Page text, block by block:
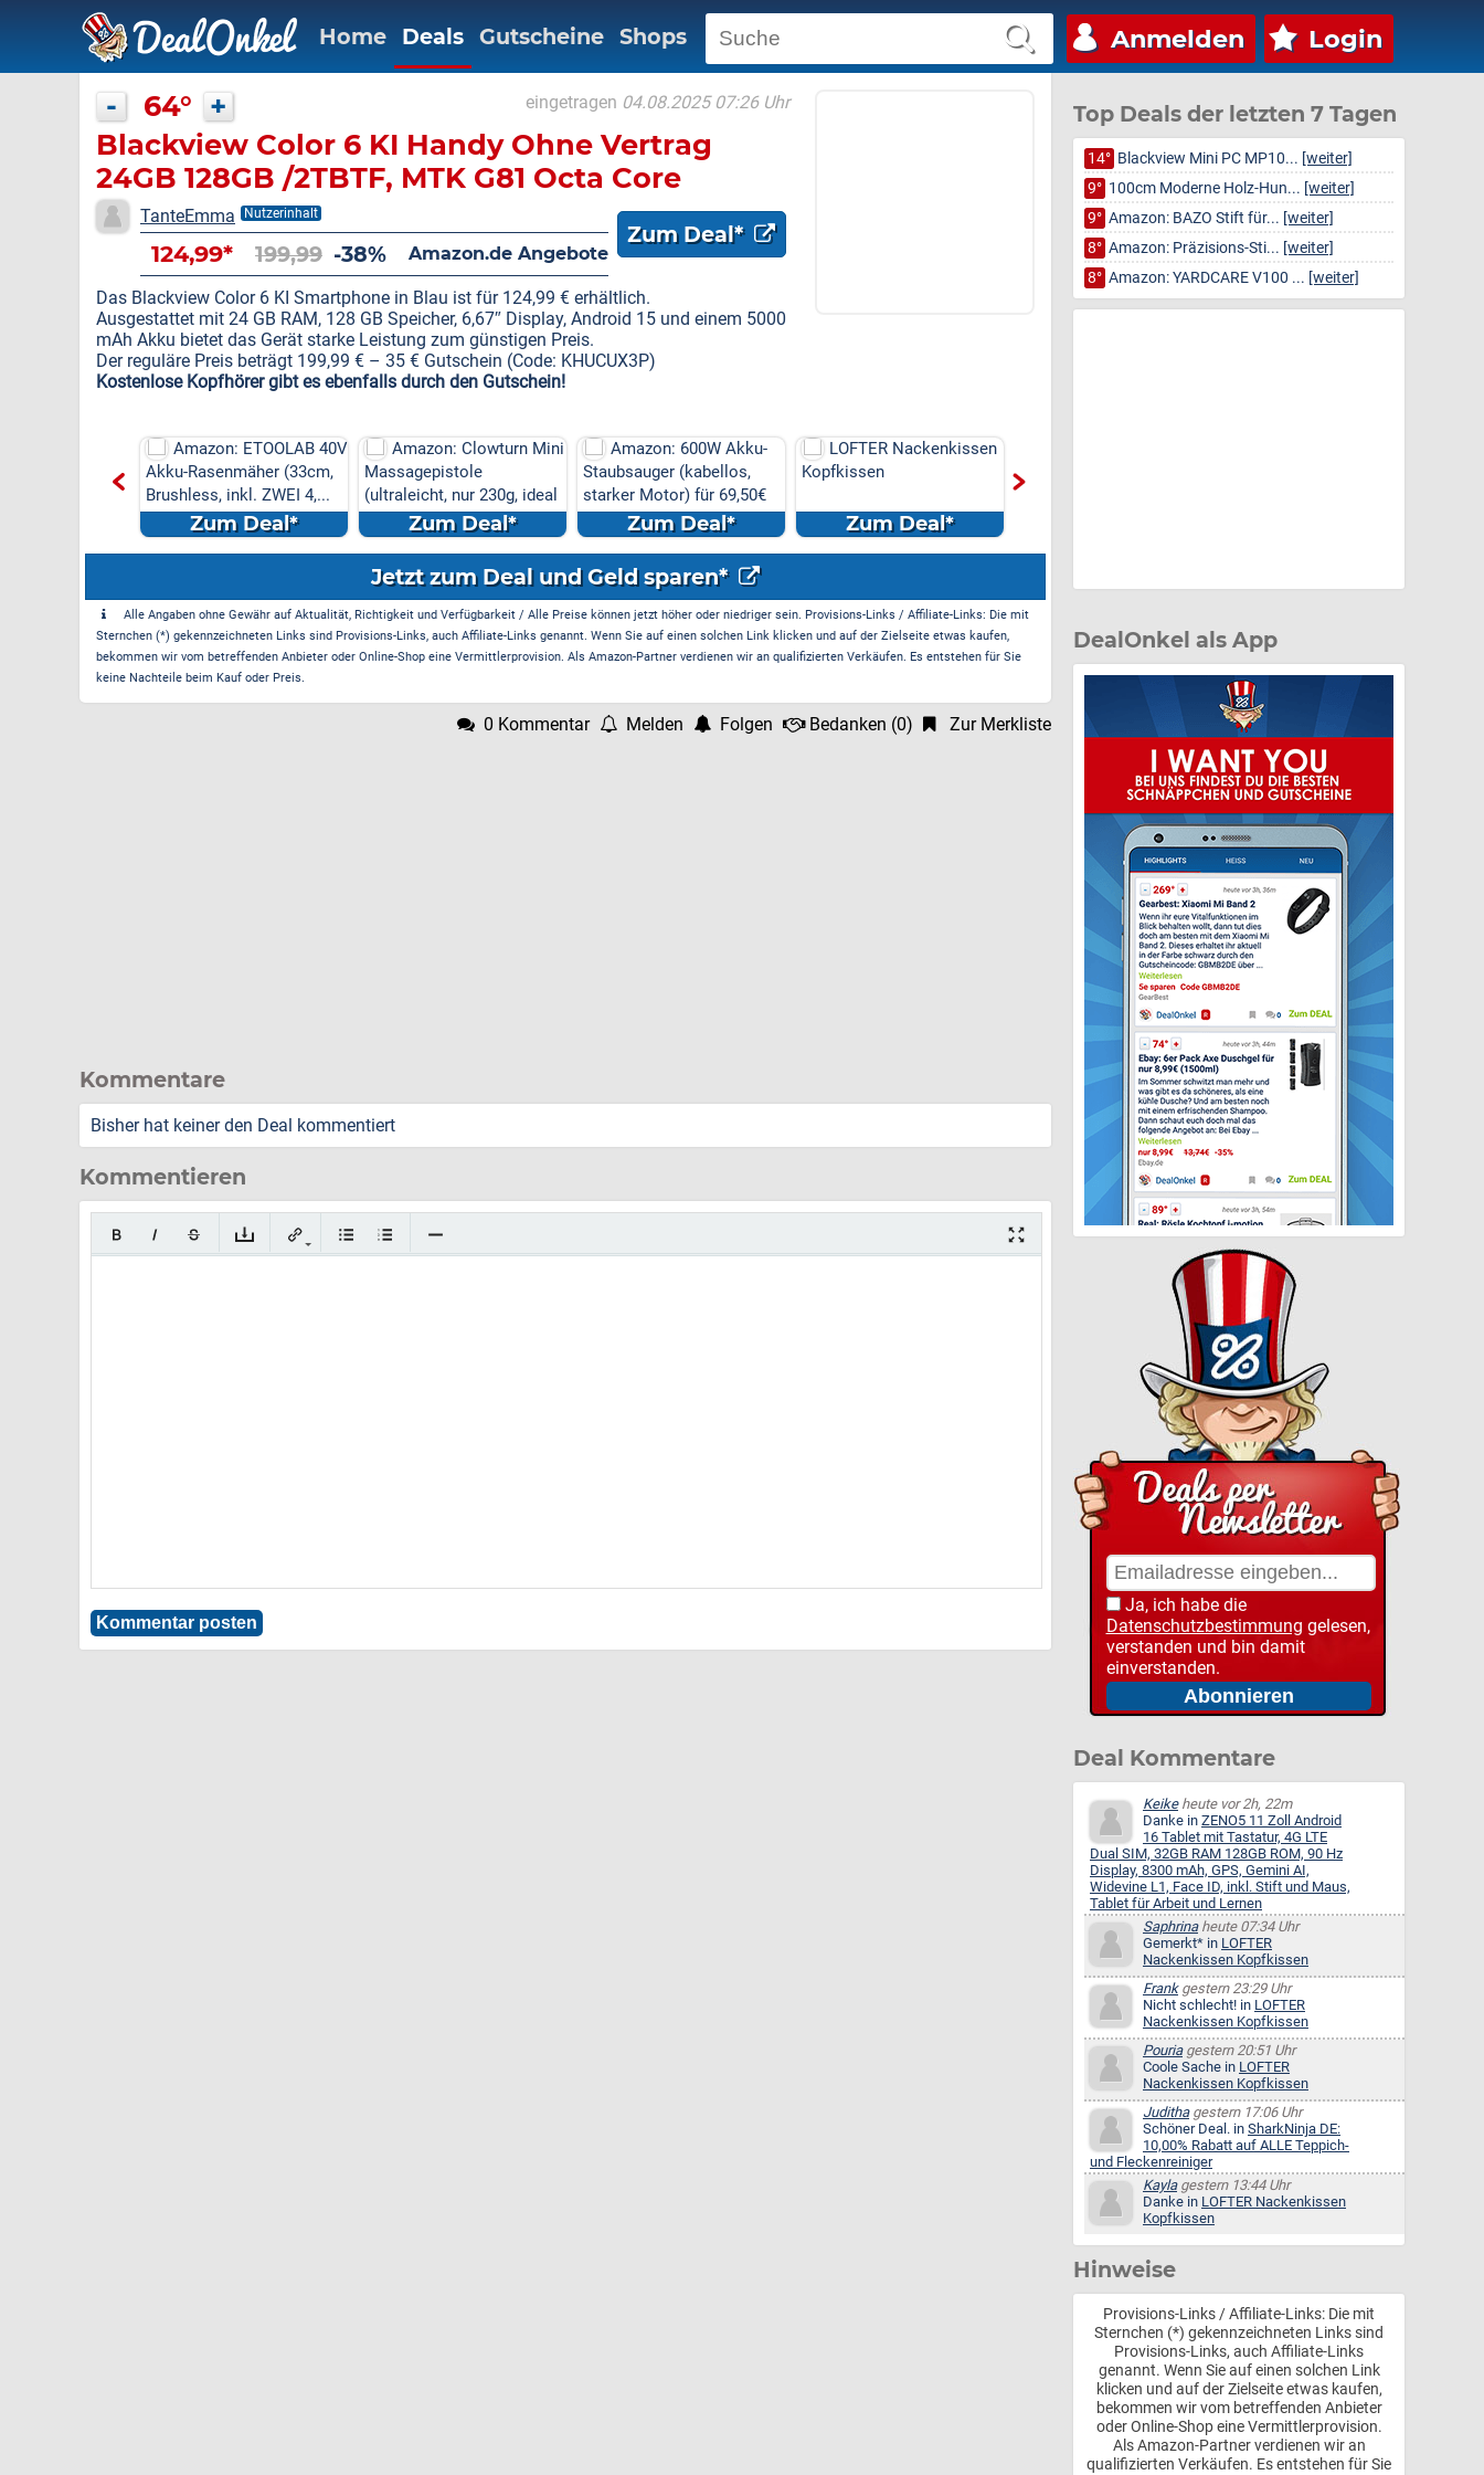
Anmelden Login
Home Deals Gutscheine Shops
- 64° + eingetragen 04.08.2025 07:26 Uhr
Blackview Color 6 KI Handy Ohne Vertrag
24GB 128GB /2TBTF, MTK G81 Octa Core
2.0GHz, 6.67" Super PD 50MP, Android 15
Smartphone, 5000mAh/18W,Dual SIM
Handys/Fingerabdruck/Face ID/GPS/OTG
TanteEmma Nutzerinhalt
Zum Deal*
124,99* 199,99 -38% Amazon.de Angebote
Das Blackview Color 6 KI Smartphone in Blau ist für 124,99 € erhältlich.
Ausgestattet mit 24 GB RAM, 128 GB Speicher, 6,67″ Display, Android 15 und einem 5000
mAh Akku bietet das Gerät starke Leistung zum günstigen Preis.
Der reguläre Preis beträgt 199,99 € – 35 € Gutschein (Code: KHUCUX3P)
Kostenlose Kopfhörer gibt es ebenfalls durch den Gutschein!
(33cm,
inkl. ZWEI 4,...
Amazon: Clowturn Mini
Massagepistole
(ultraleicht, nur 230g, ideal
...
Zum Deal*
Amazon: 600W Akku-
Staubsauger (kabellos,
starker Motor) für 69,50€
Zum Deal*
LOFTER Nackenkissen
Kopfkissen
Zum Deal*
LOFTER Nackenkissen
Kopfkissen
Zum Deal*
Jetzt zum Deal und Geld sparen*
Alle Angaben ohne Gewähr auf Aktualität, Richtigkeit und Verfügbarkeit / Alle Preise können jetzt höher oder niedriger sein. Provisions-Links / Affiliate-Links: Die mit
Sternchen (*) gekennzeichneten Links sind Provisions-Links, auch Affiliate-Links genannt. Wenn Sie auf einen solchen Link klicken und auf der Zielseite etwas kaufen,
bekommen wir vom betreffenden Anbieter oder Online-Shop eine Vermittlerprovision. Als Amazon-Partner verdienen wir an qualifizierten Verkäufen. Es entstehen für Sie
keine Nachteile beim Kauf oder Preis.
0 Kommentar Melden Folgen Bedanken (0) Zur Merkliste
Kommentare
Bisher hat keiner den Deal kommentiert
Kommentieren
Top Deals der letzten 7 Tagen
14° Blackview Mini PC MP10... [weiter]
9° 100cm Moderne Holz-Hun... [weiter]
9° Amazon: BAZO Stift für... [weiter]
8° Amazon: Präzisions-Sti... [weiter]
8° Amazon: YARDCARE V100 ... [weiter]
DealOnkel als App
Ja, ich habe die
Datenschutzbestimmung gelesen,
verstanden und bin damit
einverstanden.
Deal Kommentare
Keikeheute vor 2h, 22m
Danke in ZENO5 11 Zoll Android
16 Tablet mit Tastatur, 4G LTE
Dual SIM, 32GB RAM 128GB ROM, 90 Hz
Display, 8300 mAh, GPS, Gemini AI,
Widevine L1, Face ID, inkl. Stift und Maus,
Tablet für Arbeit und Lernen
Saphrinaheute 07:34 Uhr
Gemerkt* in LOFTER
Nackenkissen Kopfkissen
Frankgestern 23:29 Uhr
Nicht schlecht! in LOFTER
Nackenkissen Kopfkissen
Pouriagestern 20:51 Uhr
Coole Sache in LOFTER
Nackenkissen Kopfkissen
Judithagestern 17:06 Uhr
Schöner Deal. in SharkNinja DE:
10,00% Rabatt auf ALLE Teppich-
und Fleckenreiniger
Kaylagestern 13:44 Uhr
Danke in LOFTER Nackenkissen
Kopfkissen
Hinweise
Provisions-Links / Affiliate-Links: Die mit
Sternchen (*) gekennzeichneten Links sind
Provisions-Links, auch Affiliate-Links
genannt. Wenn Sie auf einen solchen Link
klicken und auf der Zielseite etwas kaufen,
bekommen wir vom betreffenden Anbieter
oder Online-Shop eine Vermittlerprovision.
Als Amazon-Partner verdienen wir an
qualifizierten Verkäufen. Es entstehen für Sie